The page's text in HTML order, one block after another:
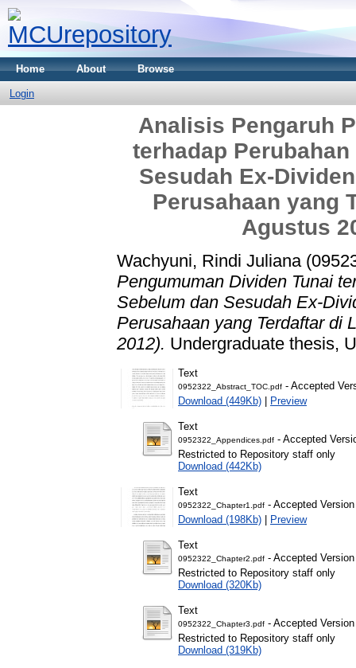
Home About Browse
Login
Analisis Pengaruh
terhadap
Sesudah Ex-
Perusahaan yang
Agustus
Wachyuni, Rindi Juliana
Pengumuman Dividen Tunai
Sebelum dan Sesudah Ex-
Perusahaan yang Terdaftar di
2012). Undergraduate thesis,
Text
0952322_Abstract_TOC.pdf - Accepted
Download (449Kb) | Preview
Text
0952322_Appendices.pdf - Accepted
Restricted to Repository staff only
Download (442Kb)
Text
0952322_Chapter1.pdf - Accepted Version
Download (198Kb) | Preview
Text
0952322_Chapter2.pdf - Accepted Version
Restricted to Repository staff only
Download (320Kb)
Text
0952322_Chapter3.pdf - Accepted Version
Restricted to Repository staff only
Download (319Kb)